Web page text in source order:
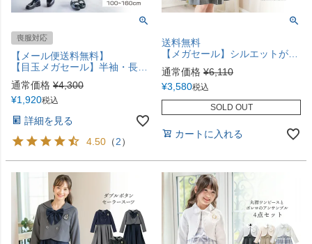
喪服対応
【メール便送料無料】
【目玉メガセール】半袖・長袖ベーシックフレアワンピースYUP12 ≪メール便優先商品≫
通常価格 ¥4,300
¥1,920税込
詳細を見る
4.50 （2）
送料無料
【メガセール】シルエットが美しいキャップスリーブのきれいめワンピース ジャンスカ 女の子 ワンピース 小学校 卒業式 黒 チェック 子供服 卒服 フォーマル 冠婚葬祭 TAK ジュニア キャサリンコテージ
通常価格 ¥6,110
¥3,580税込
SOLD OUT
カートに入れる